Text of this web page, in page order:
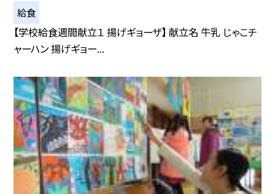
給食
【学校給食週間献立１ 揚げギョーザ】 献立名 牛乳 じゃこチ
ャーハン 揚げギョー...